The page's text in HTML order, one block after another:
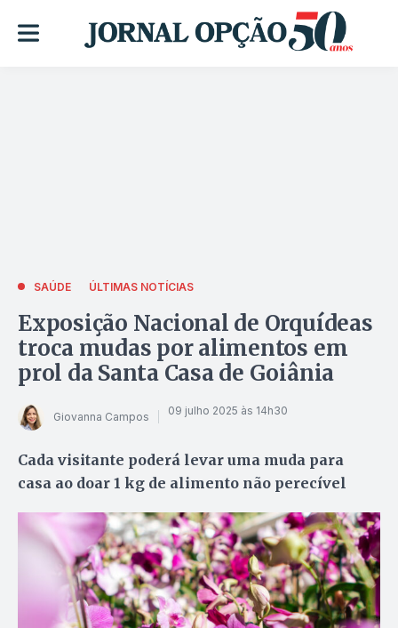
SAÚDE ÚLTIMAS NOTÍCIAS
Exposição Nacional de Orquídeas
troca mudas por alimentos em
prol da Santa Casa de Goiânia
Giovanna Campos 09 julho 2025 às 14h30
Cada visitante poderá levar uma muda para
casa ao doar 1 kg de alimento não perecível